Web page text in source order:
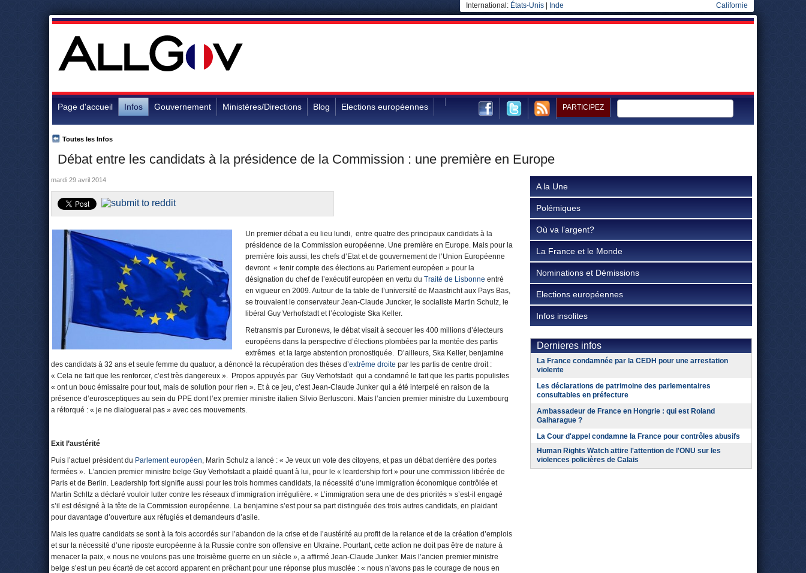
International: États-Unis Inde Californie
Page d'accueil Infos Gouvernement Ministères/Directions Blog Elections européennes PARTICIPEZ
Débat entre les candidats à la présidence de la Commission : une première en Europe
Toutes les Infos
mardi 29 avril 2014
Un premier débat a eu lieu lundi, entre quatre des principaux candidats à la
présidence de la Commission européenne. Une première en Europe. Mais pour la
première fois aussi, les chefs d’Etat et de gouvernement de l’Union Européenne
devront « tenir compte des élections au Parlement européen » pour la
désignation du chef de l’exécutif européen en vertu du Traité de Lisbonne entré
en vigueur en 2009. Autour de la table de l’université de Maastricht aux Pays Bas,
se trouvaient le conservateur Jean-Claude Juncker, le socialiste Martin Schulz, le
libéral Guy Verhofstadt et l’écologiste Ska Keller.
Retransmis par Euronews, le débat visait à secouer les 400 millions d’électeurs
européens dans la perspective d’élections plombées par la montée des partis
extrêmes et la large abstention pronostiquée. D’ailleurs, Ska Keller, benjamine
des candidats à 32 ans et seule femme du quatuor, a dénoncé la récupération des thèses d’extrême droite par les partis de centre droit :
« Cela ne fait que les renforcer, c’est très dangereux ». Propos appuyés par Guy Verhofstadt qui a condamné le fait que les partis populistes
« ont un bouc émissaire pour tout, mais de solution pour rien ». Et à ce jeu, c’est Jean-Claude Junker qui a été interpelé en raison de la
présence d’eurosceptiques au sein du PPE dont l’ex premier ministre italien Silvio Berlusconi. Mais l’ancien premier ministre du Luxembourg
a rétorqué : « je ne dialoguerai pas » avec ces mouvements.
Exit l’austérité
Puis l’actuel président du Parlement européen, Marin Schulz a lancé : « Je veux un vote des citoyens, et pas un débat derrière des portes
fermées ». L’ancien premier ministre belge Guy Verhofstadt a plaidé quant à lui, pour le « leardership fort » pour une commission libérée de
Paris et de Berlin. Leadership fort signifie aussi pour les trois hommes candidats, la nécessité d’une immigration économique contrôlée et
Martin Schltz a déclaré vouloir lutter contre les réseaux d’immigration irrégulière. « L’immigration sera une de des priorités » s’est-il engagé
s’il est désigné à la tête de la Commission européenne. La benjamine s’est pour sa part distinguée des trois autres candidats, en plaidant
pour davantage d’ouverture aux réfugiés et demandeurs d’asile.
Mais les quatre candidats se sont à la fois accordés sur l’abandon de la crise et de l’austérité au profit de la relance et de la création d’emplois
et sur la nécessité d’une riposte européenne à la Russie contre son offensive en Ukraine. Pourtant, cette action ne doit pas être de nature à
menacer la paix, « nous ne voulons pas une troisième guerre en un siècle », a affirmé Jean-Claude Junker. Mais l’ancien premier ministre
belge s’est un peu écarté de cet accord apparent en prêchant pour une réponse plus musclée : « nous n’avons pas le courage de nous en
A la Une
Polémiques
Où va l’argent?
La France et le Monde
Nominations et Démissions
Elections européennes
Infos insolites
Dernieres infos
La France condamnée par la CEDH pour une arrestation
violente
Les déclarations de patrimoine des parlementaires
consultables en préfecture
Ambassadeur de France en Hongrie : qui est Roland
Galharague ?
La Cour d'appel condamne la France pour contrôles abusifs
Human Rights Watch attire l'attention de l'ONU sur les
violences policières de Calais